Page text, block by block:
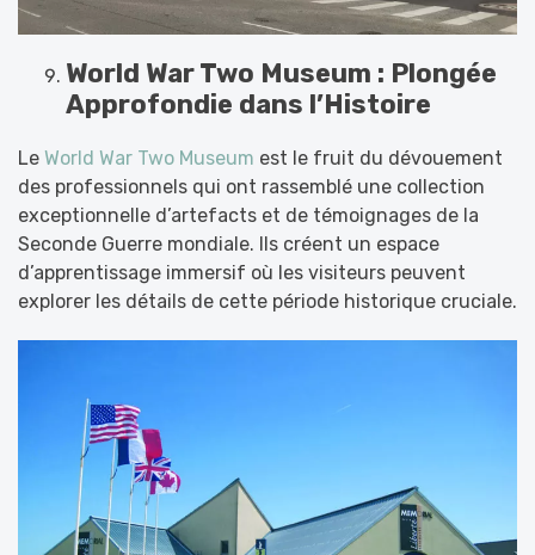
World War Two Museum : Plongée
Approfondie dans l’Histoire
Le World War Two Museum est le fruit du dévouement
des professionnels qui ont rassemblé une collection
exceptionnelle d’artefacts et de témoignages de la
Seconde Guerre mondiale. Ils créent un espace
d’apprentissage immersif où les visiteurs peuvent
explorer les détails de cette période historique cruciale.